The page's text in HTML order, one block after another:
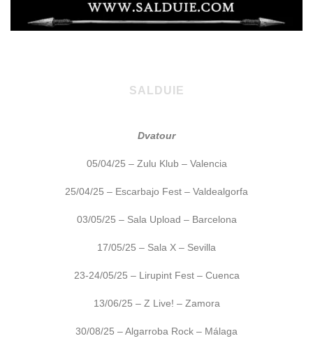
SALDUIE
Dvatour
05/04/25 – Zulu Klub – Valencia
25/04/25 – Escarbajo Fest – Valdealgorfa
03/05/25 – Sala Upload – Barcelona
17/05/25 – Sala X – Sevilla
23-24/05/25 – Lirupint Fest – Cuenca
13/06/25 – Z Live! – Zamora
30/08/25 – Algarroba Rock – Málaga